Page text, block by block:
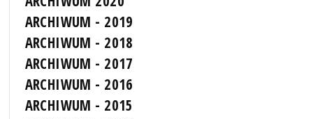
ARCHIWUM - 2019
ARCHIWUM - 2018
ARCHIWUM - 2017
ARCHIWUM - 2016
ARCHIWUM - 2015